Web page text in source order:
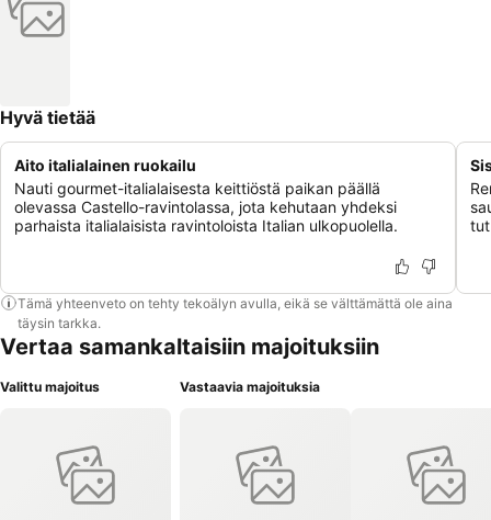
Hyvä tietää
Aito italialainen ruokailu
Nauti gourmet-italialaisesta keittiöstä paikan päällä
olevassa Castello-ravintolassa, jota kehutaan yhdeksi
parhaista italialaisista ravintoloista Italian ulkopuolella.
Tämä yhteenveto on tehty tekoälyn avulla, eikä se välttämättä ole aina
täysin tarkka.
Vertaa samankaltaisiin majoituksiin
Valittu majoitus Vastaavia majoituksia